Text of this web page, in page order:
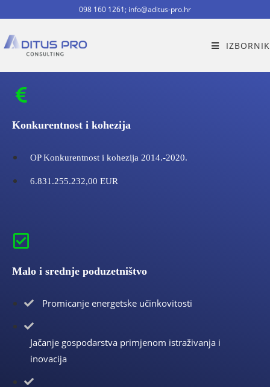
098 160 1261; info@aditus-pro.hr
IZBORNIK
Konkurentnost i kohezija
OP Konkurentnost i kohezija 2014.-2020.
6.831.255.232,00 EUR
Malo i srednje poduzetništvo
Promicanje energetske učinkovitosti
Jačanje gospodarstva primjenom istraživanja i
inovacija